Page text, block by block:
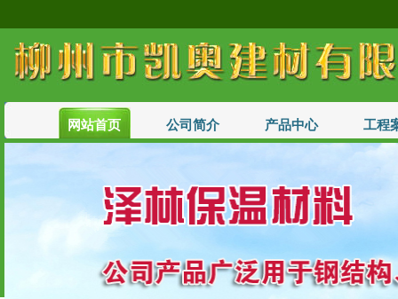
网站首页 公司简介 产品中心 工程